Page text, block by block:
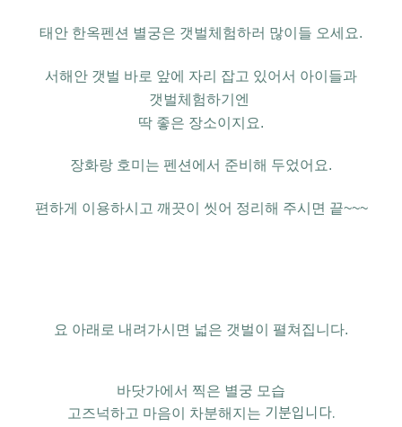
태안 한옥펜션 별궁은 갯벌체험하러 많이들 오세요.
서해안 갯벌 바로 앞에 자리 잡고 있어서 아이들과
갯벌체험하기엔
딱 좋은 장소이지요.
장화랑 호미는 펜션에서 준비해 두었어요.
편하게 이용하시고 깨끗이 씻어 정리해 주시면 끝~~~
요 아래로 내려가시면 넓은 갯벌이 펼쳐집니다.
바닷가에서 찍은 별궁 모습
고즈넉하고 마음이 차분해지는 기분입니다.